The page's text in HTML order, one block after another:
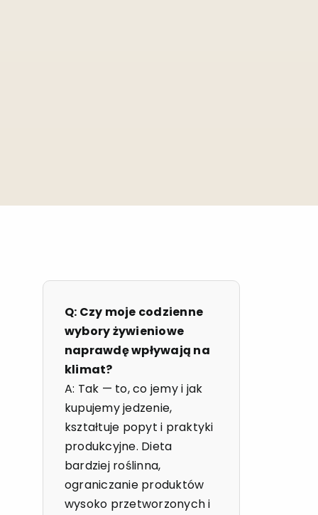
Q: Czy moje codzienne
wybory żywieniowe
naprawdę wpływają na
klimat?
A: Tak — to, co jemy i jak
kupujemy jedzenie,
kształtuje popyt i praktyki
produkcyjne. Dieta
bardziej roślinna,
ograniczanie produktów
wysoko przetworzonych i